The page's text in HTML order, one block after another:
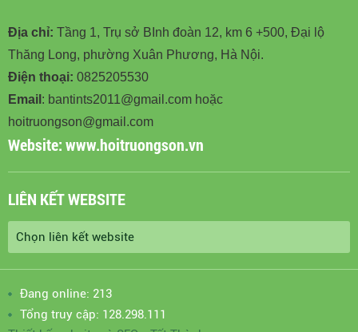
Địa chỉ: Tầng 1, Trụ sở BInh đoàn 12, km 6 +500, Đại lộ
Thăng Long, phường Xuân Phương, Hà Nội.
Điện thoại: 0825205530
Email : bantints2011@gmail.com hoặc
hoitruongson@gmail.com
Website:www.hoitruongson.vn
LIÊN KẾT WEBSITE
Đang online: 213
Tổng truy cập: 128.298.111